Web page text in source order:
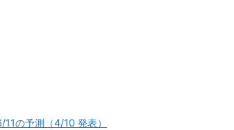
の予測（4/10 発表）